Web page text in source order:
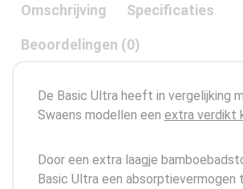
Omschrijving Specificaties
Beoordelingen (0)
De Basic Ultra heeft in vergelijking
Swaens modellen een extra verdikt
Door een extra laagje
Basic Ultra een absorptievermogen